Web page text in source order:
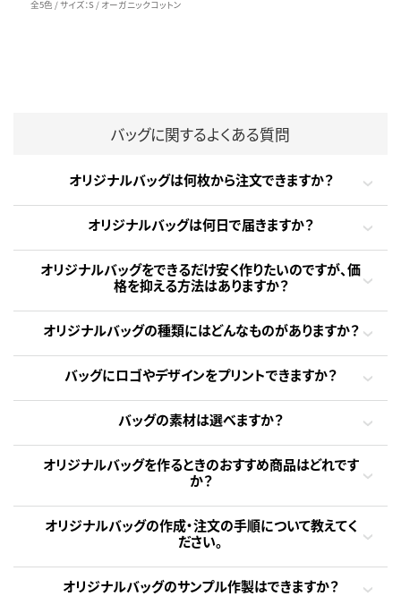
全5色 / サイズ：S / オーガニックコットン
バッグに関するよくある質問
オリジナルバッグは何枚から注文できますか？
オリジナルバッグは何日で届きますか？
オリジナルバッグをできるだけ安く作りたいのですが、価
格を抑える方法はありますか？
オリジナルバッグの種類にはどんなものがありますか？
バッグにロゴやデザインをプリントできますか？
バッグの素材は選べますか？
オリジナルバッグを作るときのおすすめ商品はどれです
か？
オリジナルバッグの作成・注文の手順について教えてく
ださい。
オリジナルバッグのサンプル作製はできますか？